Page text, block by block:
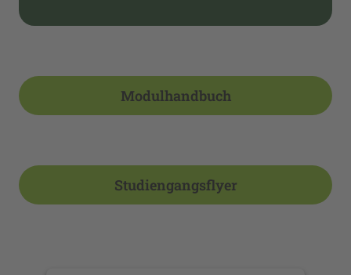
Modulhandbuch
Studiengangsflyer